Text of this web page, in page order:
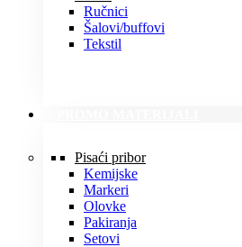
Ručnici
Šalovi/buffovi
Tekstil
Pisaći pribor
Kemijske
Markeri
Olovke
Pakiranja
Setovi